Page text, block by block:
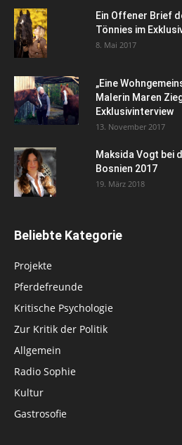
Ein Offener Brief
Tönnies im
8. Mai 2017
„Eine
Malerin Maren
Exklusivinterview
13. November 2017
Maksida Vogt bei
Bosnien 2017
19. März 2018
Beliebte Kategorie
Projekte
Pferdefreunde
Kritische Psychologie
Zur Kritik der Politik
Allgemein
Radio Sophie
Kultur
Gastrosofie